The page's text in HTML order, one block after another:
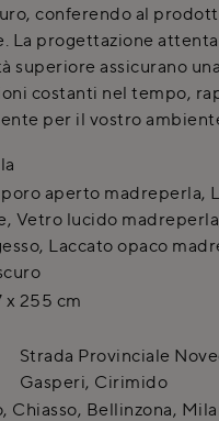
conferendo al
La progettazione
superiore assicurano
costanti nel tempo,
per il vostro
aperto madreperla,
Vetro lucido
Laccato opaco
x 255 cm
Strada Provinciale
Gasperi, Cirimido
Chiasso, Bellinzona,